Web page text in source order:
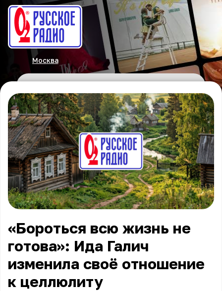
Москва
«Бороться всю жизнь не
готова»: Ида Галич
изменила своё отношение
к целлюлиту